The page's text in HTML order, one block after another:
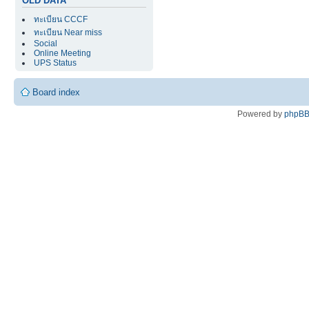
ทะเบียน CCCF
ทะเบียน Near miss
Social
Online Meeting
UPS Status
Board index
Powered by phpBB